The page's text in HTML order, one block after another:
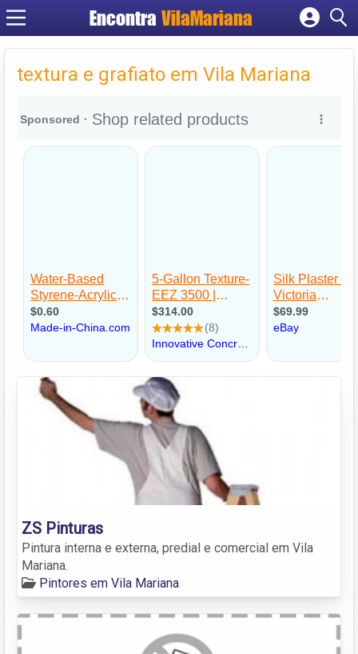
EncontraVilaMariana
Cadastrar empresa
Criar conta
textura e grafiato em Vila Mariana
ZS Pinturas
Pintura interna e externa, predial e comercial em Vila
Mariana.
Pintores em Vila Mariana